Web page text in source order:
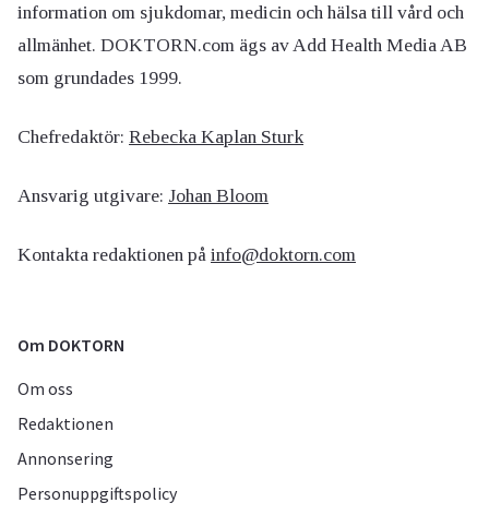
information om sjukdomar, medicin och hälsa till vård och
allmänhet. DOKTORN.com ägs av Add Health Media AB
som grundades 1999.
Chefredaktör: Rebecka Kaplan Sturk
Ansvarig utgivare: Johan Bloom
Kontakta redaktionen på info@doktorn.com
Om DOKTORN
Om oss
Redaktionen
Annonsering
Personuppgiftspolicy